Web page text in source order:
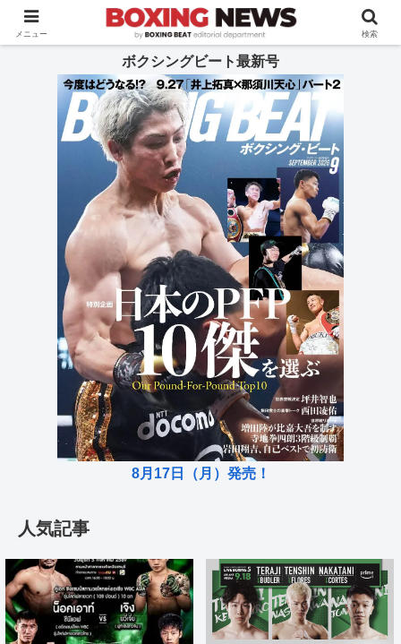
BOXING BEAT [ボクシング・ビート] 公式サイト
ボクシングビート最新号
8月17日（月）発売！
人気記事
メニュー 検索